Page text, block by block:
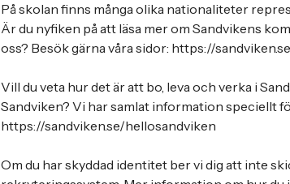
På skolan finns många olika nationaliteter
Är du nyfiken på att läsa mer om Sandvikens
oss? Besök gärna våra sidor: https://
Vill du veta hur det är att bo, leva och verka i
Sandviken? Vi har samlat information speciellt
https://sandviken.se/hellosandviken
Om du har skyddad identitet ber vi dig att inte